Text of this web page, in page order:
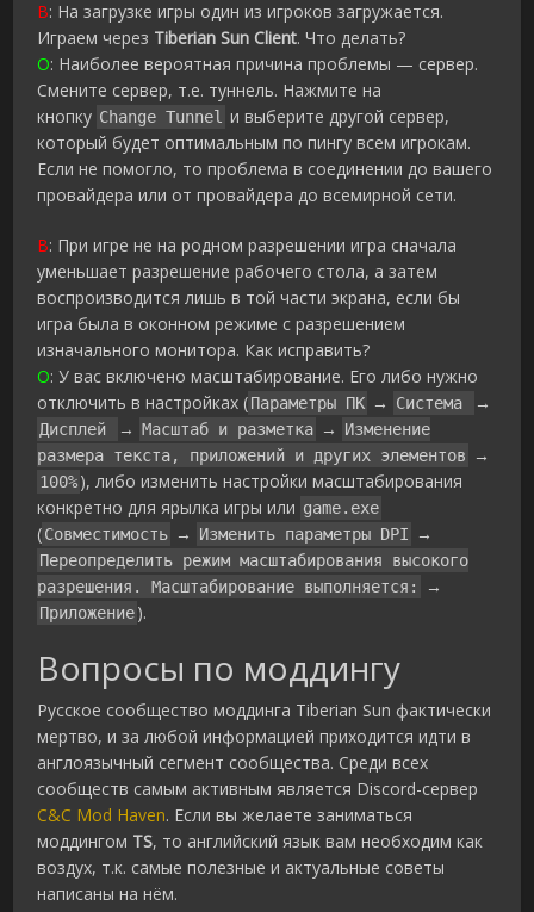
В: На загрузке игры один из игроков загружается.
Играем через Tiberian Sun Client. Что делать?
О: Наиболее вероятная причина проблемы — сервер.
Смените сервер, т.е. туннель. Нажмите на
кнопку Change Tunnel и выберите другой сервер,
который будет оптимальным по пингу всем игрокам.
Если не помогло, то проблема в соединении до вашего
провайдера или от провайдера до всемирной сети.
В: При игре не на родном разрешении игра сначала
уменьшает разрешение рабочего стола, а затем
воспроизводится лишь в той части экрана, если бы
игра была в оконном режиме с разрешением
изначального монитора. Как исправить?
О: У вас включено масштабирование. Его либо нужно
отключить в настройках (Параметры ПК → Система →
Дисплей → Масштаб и разметка →
Изменение
размера текста, приложений и других элементов
→
100%), либо изменить настройки масштабирования
конкретно для ярылка игры или game.exe
(Совместимость → Изменить параметры DPI →
Переопределить режим масштабирования высокого
разрешения. Масштабирование выполняется:
→
Приложение).
Вопросы по моддингу
Русское сообщество моддинга Tiberian Sun фактически
мертво, и за любой информацией приходится идти в
англоязычный сегмент сообщества. Среди всех
сообществ самым активным является Discord-сервер
C&C Mod Haven. Если вы желаете заниматься
моддингом TS, то английский язык вам необходим как
воздух, т.к. самые полезные и актуальные советы
написаны на нём.